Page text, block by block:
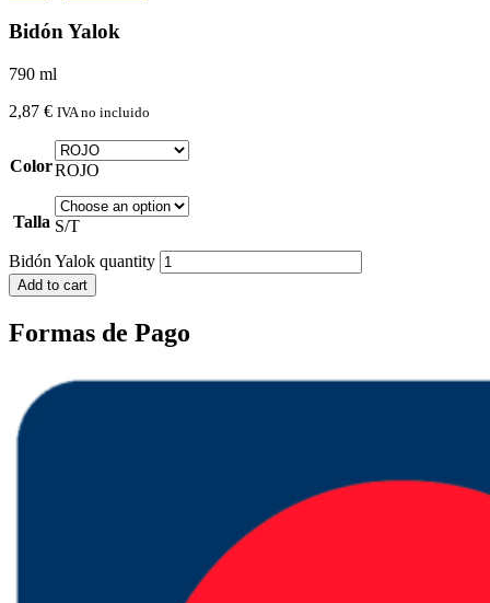
Bidón Yalok
790 ml
2,87 € IVA no incluido
ColorROJO
Talla S/T
Bidón Yalok quantity
Add to cart
Formas de Pago